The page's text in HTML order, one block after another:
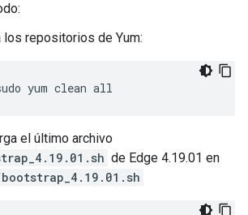
los repositorios de Yum:
yum clean all
el último archivo
de Edge 4.19.01 en